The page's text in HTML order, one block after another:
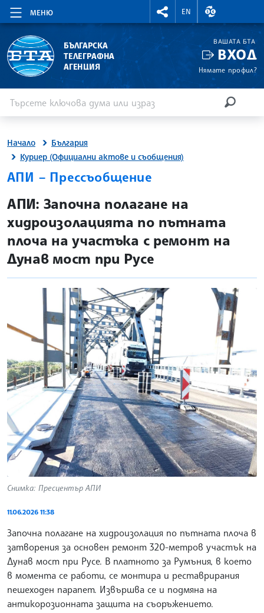
МЕНЮ
RIGHTMENU.SOCIAL
EN
ВАЛУТНИ
БЪЛГАРСКА
ТЕЛЕГРАФНА
АГЕНЦИЯ
ВАШАТА БТА
ВХОД
Нямате профил?
Начало
България
Куриер (Официални актове и съобщения)
АПИ – Прессъобщение
site.bta
АПИ: Започна полагане на
хидроизолацията по пътната
плоча на участъка с ремонт на
Дунав мост при Русе
Снимка: Пресцентър АПИ
11.06.2026 11:38
Започна полагане на хидроизолация по пътната плоча в
затворения за основен ремонт 320-метров участък на
Дунав мост при Русе. В платното за Румъния, в което
в момента се работи, се монтира и реставрирания
пешеходен парапет. Извършва се и подмяна на
антикорозионната защита на съоръжението.